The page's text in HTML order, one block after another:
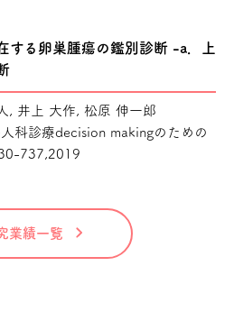
する卵巣腫瘍の鑑別診断 -a．上
, 井上 大作, 松原 伸一郎
科診療decision makingのための
737,2019
業績一覧